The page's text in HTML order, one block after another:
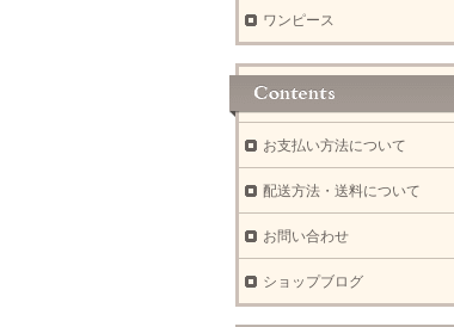
ワンピース
お支払い方法について
配送方法・送料について
お問い合わせ
ショップブログ